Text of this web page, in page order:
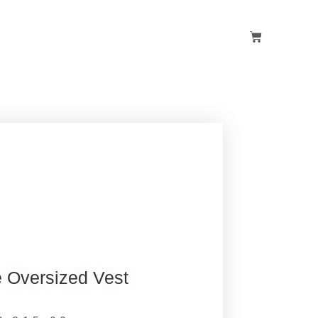
Oversized Vest